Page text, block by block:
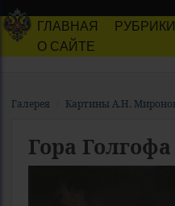
ГЛАВНАЯ
РУБРИКИ
О САЙТЕ
Галерея Картины А.Н.
Гора Голгофа